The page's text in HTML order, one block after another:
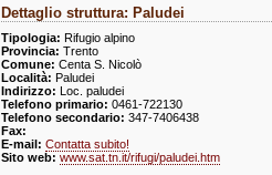
Dettaglio struttura: Paludei
Tipologia: Rifugio alpino
Provincia: Trento
Comune: Centa S. Nicolò
Località: Paludei
Indirizzo: Loc. paludei
Telefono primario: 0461-722130
Telefono secondario: 347-7406438
Fax:
E-mail: Contatta subito!
Sito web: www.sat.tn.it/rifugi/paludei.htm